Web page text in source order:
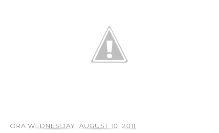
ORA WEDNESDAY, AUGUST 10, 2011